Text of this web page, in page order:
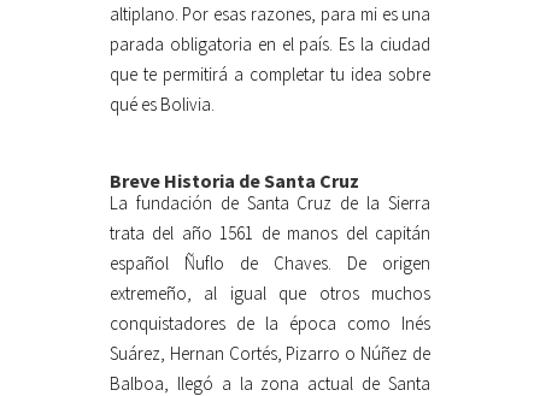
altiplano. Por esas razones, para mi es una
parada obligatoria en el país. Es la ciudad
que te permitirá a completar tu idea sobre
qué es Bolivia.
Breve Historia de Santa Cruz
La fundación de Santa Cruz de la Sierra
trata del año 1561 de manos del capitán
español Ñuflo de Chaves. De origen
extremeño, al igual que otros muchos
conquistadores de la época como Inés
Suárez, Hernan Cortés, Pizarro o Núñez de
Balboa, llegó a la zona actual de Santa